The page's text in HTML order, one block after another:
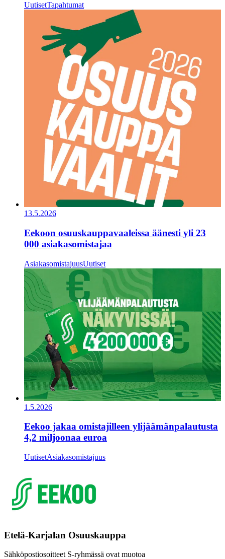
UutisetTapahtumat
13.5.2026
Eekoon osuuskauppavaaleissa äänesti yli 23
000 asiakasomistajaa
AsiakasomistajuusUutiset
1.5.2026
Eekoo jakaa omistajilleen ylijäämänpalautusta
4,2 miljoonaa euroa
UutisetAsiakasomistajuus
Etelä-Karjalan Osuuskauppa
Sähköpostiosoitteet S-ryhmässä ovat muotoa